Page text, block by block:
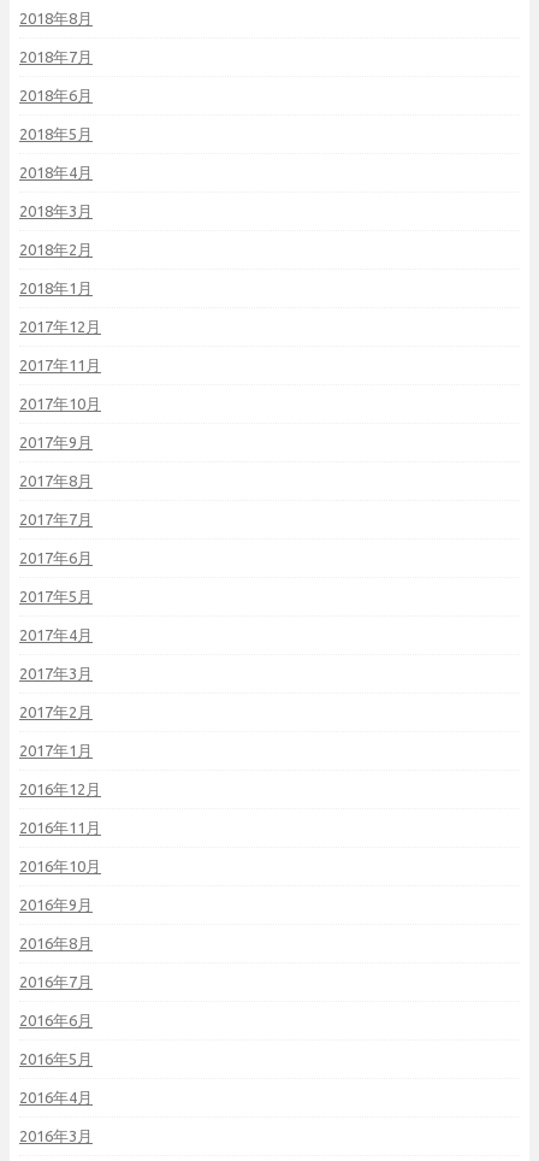
2018年8月
2018年7月
2018年6月
2018年5月
2018年4月
2018年3月
2018年2月
2018年1月
2017年12月
2017年11月
2017年10月
2017年9月
2017年8月
2017年7月
2017年6月
2017年5月
2017年4月
2017年3月
2017年2月
2017年1月
2016年12月
2016年11月
2016年10月
2016年9月
2016年8月
2016年7月
2016年6月
2016年5月
2016年4月
2016年3月